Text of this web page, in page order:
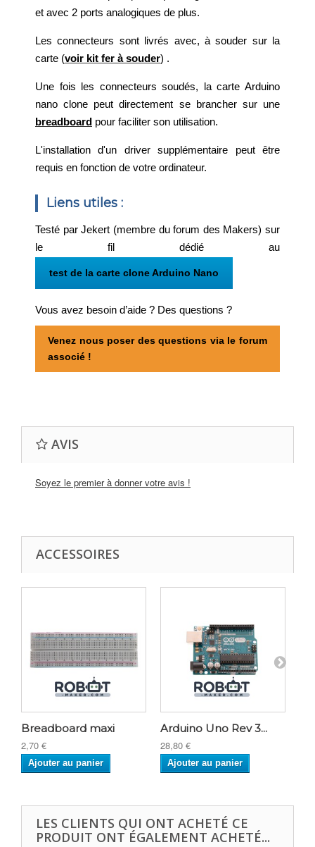
et avec 2 ports analogiques de plus.
Les connecteurs sont livrés avec, à souder sur la
carte (voir kit fer à souder) .
Une fois les connecteurs soudés, la carte Arduino
nano clone peut directement se brancher sur une
breadboard pour faciliter son utilisation.
L'installation d'un driver supplémentaire peut être
requis en fonction de votre ordinateur.
Liens utiles :
Testé par Jekert (membre du forum des Makers) sur
le fil dédié au
test de la carte clone Arduino Nano
Vous avez besoin d’aide ? Des questions ?
Venez nous poser des questions via le forum
associé !
AVIS
Soyez le premier à donner votre avis !
ACCESSOIRES
Breadboard maxi
2,70 €
Ajouter au panier
Arduino Uno Rev 3...
28,80 €
Ajouter au panier
LES CLIENTS QUI ONT ACHETÉ CE
PRODUIT ONT ÉGALEMENT ACHETÉ...